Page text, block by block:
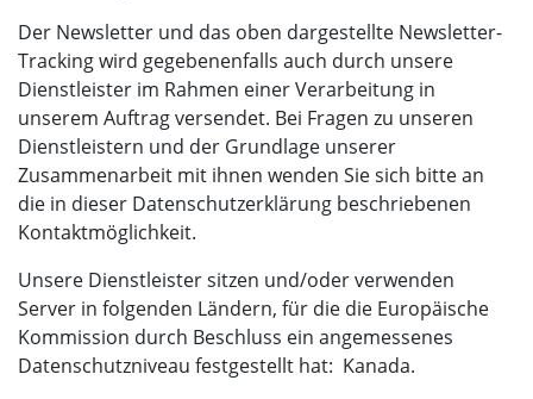
Der Newsletter und das oben dargestellte Newsletter-
Tracking wird gegebenenfalls auch durch unsere
Dienstleister im Rahmen einer Verarbeitung in
unserem Auftrag versendet. Bei Fragen zu unseren
Dienstleistern und der Grundlage unserer
Zusammenarbeit mit ihnen wenden Sie sich bitte an
die in dieser Datenschutzerklärung beschriebenen
Kontaktmöglichkeit.
Unsere Dienstleister sitzen und/oder verwenden
Server in folgenden Ländern, für die die Europäische
Kommission durch Beschluss ein angemessenes
Datenschutzniveau festgestellt hat: Kanada.